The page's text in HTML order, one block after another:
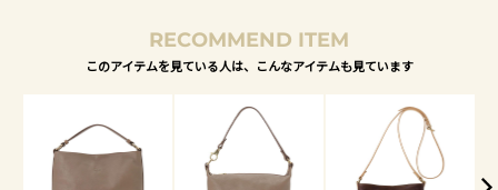
RECOMMEND ITEM
このアイテムを見ている人は、こんなアイテムも見ています